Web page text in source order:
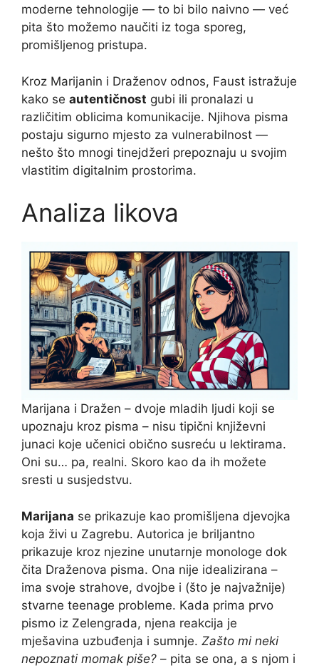
moderne tehnologije — to bi bilo naivno — već
pita što možemo naučiti iz toga sporeg,
promišljenog pristupa.
Kroz Marijanin i Draženov odnos, Faust istražuje
kako se autentičnost gubi ili pronalazi u
različitim oblicima komunikacije. Njihova pisma
postaju sigurno mjesto za vulnerabilnost —
nešto što mnogi tinejdžeri prepoznaju u svojim
vlastitim digitalnim prostorima.
Analiza likova
Marijana i Dražen – dvoje mladih ljudi koji se
upoznaju kroz pisma – nisu tipični književni
junaci koje učenici obično susreću u lektirama.
Oni su… pa, realni. Skoro kao da ih možete
sresti u susjedstvu.
Marijana se prikazuje kao promišljena djevojka
koja živi u Zagrebu. Autorica je briljantno
prikazuje kroz njezine unutarnje monologe dok
čita Draženova pisma. Ona nije idealizirana –
ima svoje strahove, dvojbe i (što je najvažnije)
stvarne teenage probleme. Kada prima prvo
pismo iz Zelengrada, njena reakcija je
mješavina uzbuđenja i sumnje. Zašto mi neki
nepoznati momak piše? – pita se ona, a s njom i